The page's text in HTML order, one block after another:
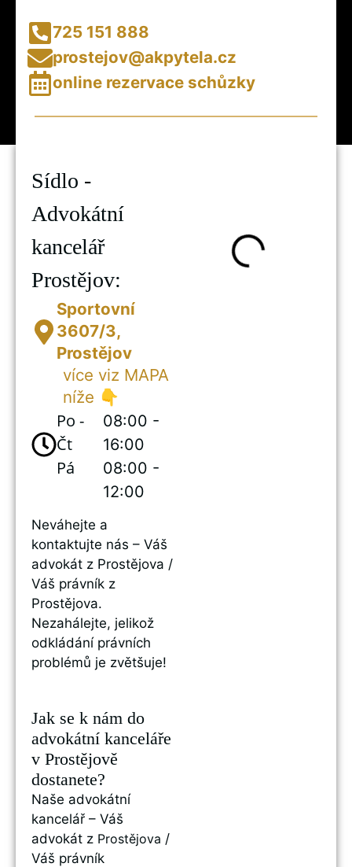
725 151 888
prostejov@akpytela.cz
online rezervace schůzky
Sídlo -
Advokátní
kancelář
Prostějov:​
Sportovní
3607/3,
Prostějov
více viz MAPA
níže 👇
Po -
Čt
Pá​
08:00 -
16:00
08:00 -
12:00
Neváhejte a
kontaktujte nás – Váš
advokát z Prostějova /
Váš právník z
Prostějova.
Nezahálejte, jelikož
odkládání právních
problémů je zvětšuje!
Jak se k nám do
advokátní kanceláře
v Prostějově
dostanete?
Naše advokátní
kancelář – Váš
advokát z Prostějova /
Váš právník